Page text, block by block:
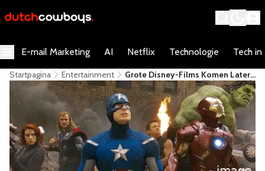
E-mail Marketing AI Netflix Technologie Tech in
Startpagina Entertainment
Grote Disney-Films Komen Later:
Avatar, Avengers En Star Wars